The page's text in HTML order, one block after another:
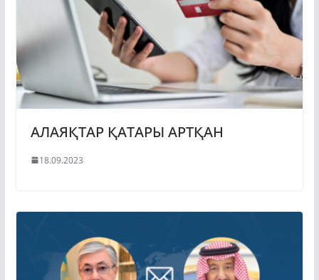
АЛАЯҚТАР ҚАТАРЫ АРТҚАН
18.09.2023